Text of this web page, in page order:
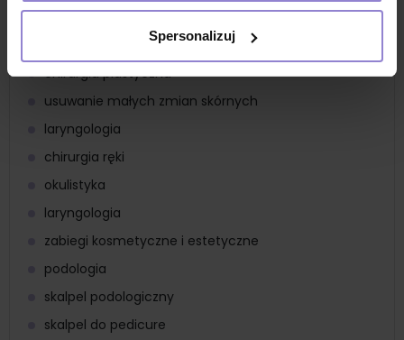
Spersonalizuj
chirurgia oczu
wykonywanie precyzyjnych i delikatnych nacięć
chirurgia plastyczna
usuwanie małych zmian skórnych
laryngologia
chirurgia ręki
okulistyka
laryngologia
zabiegi kosmetyczne i estetyczne
podologia
skalpel podologiczny
skalpel do pedicure